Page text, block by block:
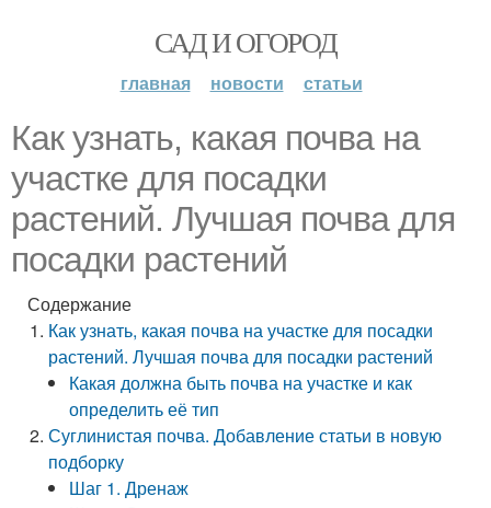
САД И ОГОРОД
главная новости статьи
Как узнать, какая почва на
участке для посадки
растений. Лучшая почва для
посадки растений
Содержание
Как узнать, какая почва на участке для посадки
растений. Лучшая почва для посадки растений
Какая должна быть почва на участке и как
определить её тип
Суглинистая почва. Добавление статьи в новую
подборку
Шаг 1. Дренаж